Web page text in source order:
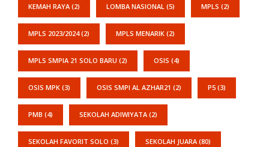
KEMAH RAYA (2) LOMBA NASIONAL (5) MPLS (2)
MPLS 2023/2024(2) MPLS MENARIK (2)
MPLS SMPIA 21 SOLO BARU (2) OSIS (4)
OSIS MPK (3) OSIS SMPI AL AZHAR21 (2) P5 (3)
PMB (4) SEKOLAH ADIWIYATA (2)
SEKOLAH FAVORIT SOLO (3) SEKOLAH JUARA (80)